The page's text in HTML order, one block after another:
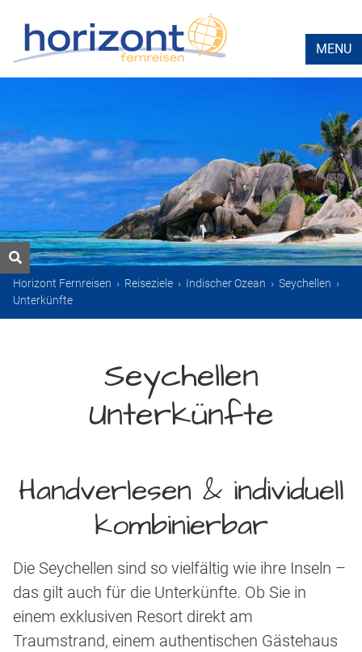
MENU
Horizont Fernreisen › Reiseziele › Indischer Ozean › Seychellen ›
Unterkünfte
Seychellen
Unterkünfte
Handverlesen & individuell
kombinierbar
Die Seychellen sind so vielfältig wie ihre Inseln –
das gilt auch für die Unterkünfte. Ob Sie in
einem exklusiven Resort direkt am
Traumstrand, einem authentischen Gästehaus